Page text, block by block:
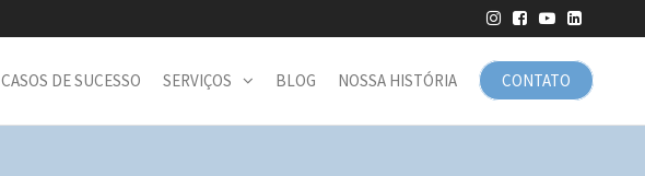
CONTATO
CASOS DE SUCESSO SERVIÇOS BLOG NOSSA HISTÓRIA